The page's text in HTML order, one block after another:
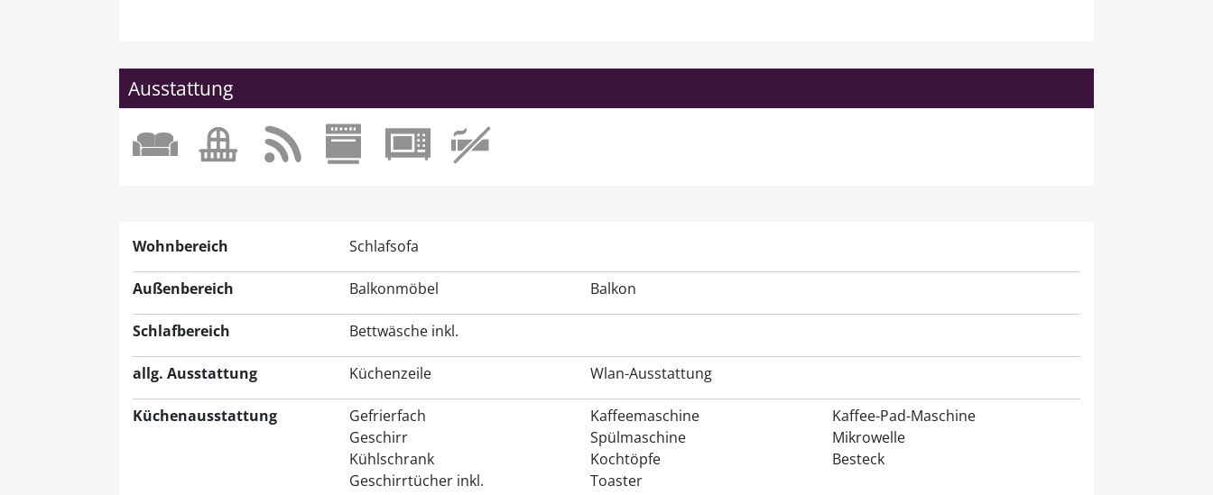
Ausstattung
Wohnbereich Schlafsofa
Außenbereich Balkonmöbel Balkon
Schlafbereich Bettwäsche inkl.
allg. Ausstattung Küchenzeile Wlan-Ausstattung
Küchenausstattung Gefrierfach Kaffeemaschine
Kaffee-Pad-Maschine
Geschirr
Spülmaschine
Mikrowelle
Kühlschrank
Kochtöpfe
Besteck
Geschirrtücher inkl.
Toaster